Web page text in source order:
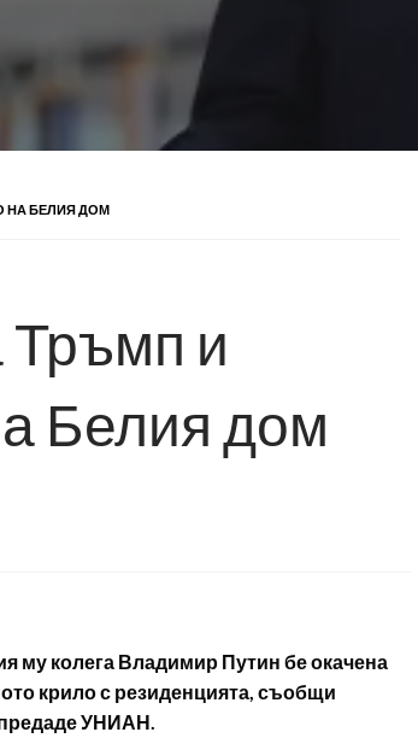
НА БЕЛИЯ ДОМ
и
Белия дом
му колега Владимир Путин бе окачена
крило с резиденцията, съобщи
УНИАН.